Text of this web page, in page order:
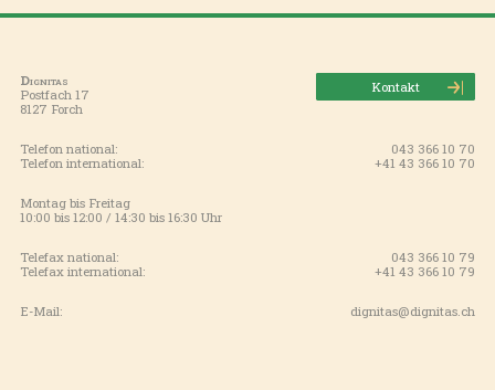
Dignitas
Postfach 17
8127 Forch
Kontakt
Telefon national:
043 366 10 70
Telefon international:
+41 43 366 10 70
Montag bis Freitag
10:00 bis 12:00 / 14:30 bis 16:30 Uhr
Telefax national:
043 366 10 79
Telefax international:
+41 43 366 10 79
E-Mail: dignitas@dignitas.ch